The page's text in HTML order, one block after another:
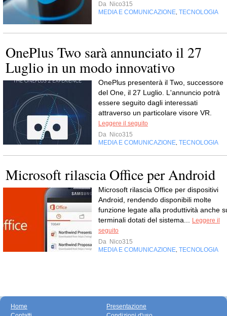
Da Nico315
MEDIA E COMUNICAZIONE TECNOLOGIA
OnePlus Two sarà annunciato il 27
Luglio in un modo innovativo
OnePlus presenterà il Two, successore
del One, il 27 Luglio. L'annuncio potrà
essere seguito dagli interessati
attraverso un particolare visore VR.
Leggere il seguito
Da Nico315
MEDIA E COMUNICAZIONE TECNOLOGIA
Microsoft rilascia Office per Android
Microsoft rilascia Office per dispositivi
Android, rendendo disponibili molte
funzione legate alla produttività anche
terminali dotati del sistema...
Leggere il
seguito
Da Nico315
MEDIA E COMUNICAZIONE TECNOLOGIA
Home
Presentazione